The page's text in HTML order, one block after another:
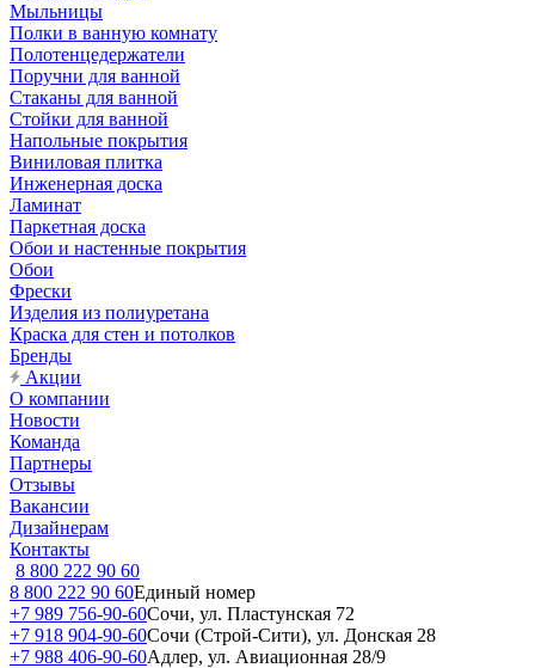
Мыльницы
Полки в ванную комнату
Полотенцедержатели
Поручни для ванной
Стаканы для ванной
Стойки для ванной
Напольные покрытия
Виниловая плитка
Инженерная доска
Ламинат
Паркетная доска
Обои и настенные покрытия
Обои
Фрески
Изделия из полиуретана
Краска для стен и потолков
Бренды
Акции
О компании
Новости
Команда
Партнеры
Отзывы
Вакансии
Дизайнерам
Контакты
8 800 222 90 60
8 800 222 90 60Единый номер
+7 989 756-90-60Сочи, ул. Пластунская 72
+7 918 904-90-60Сочи (Строй-Сити), ул. Донская 28
+7 988 406-90-60Адлер, ул. Авиационная 28/9